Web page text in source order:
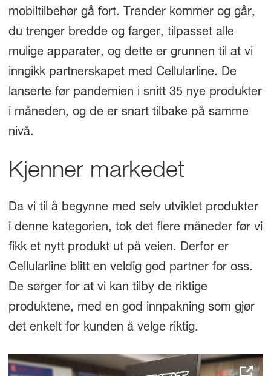
mobiltilbehør gå fort. Trender kommer og går,
du trenger bredde og farger, tilpasset alle
mulige apparater, og dette er grunnen til at vi
inngikk partnerskapet med Cellularline. De
lanserte før pandemien i snitt 35 nye produkter
i måneden, og de er snart tilbake på samme
nivå.
Kjenner markedet
Da vi til å begynne med selv utviklet produkter
i denne kategorien, tok det flere måneder før vi
fikk et nytt produkt ut på veien. Derfor er
Cellularline blitt en veldig god partner for oss.
De sørger for at vi kan tilby de riktige
produktene, med en god innpakning som gjør
det enkelt for kunden å velge riktig.